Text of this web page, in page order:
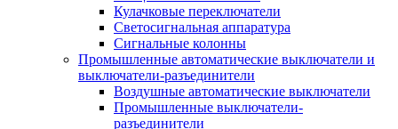
Кулачковые переключатели
Светосигнальная аппаратура
Сигнальные колонны
Промышленные автоматические выключатели и
выключатели-разъединители
Воздушные автоматические выключатели
Промышленные выключатели-
разъединители